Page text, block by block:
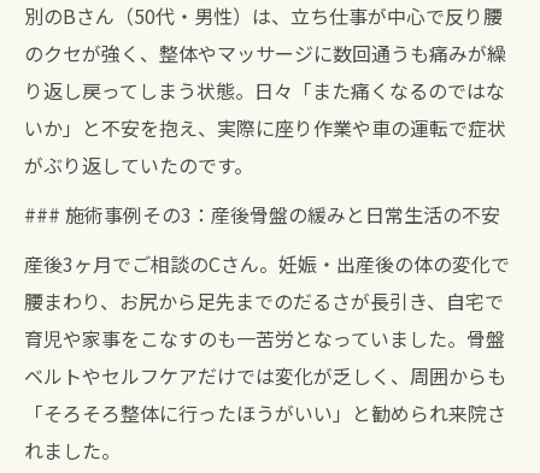
別のBさん（50代・男性）は、立ち仕事が中心で反り腰
のクセが強く、整体やマッサージに数回通うも痛みが繰
り返し戻ってしまう状態。日々「また痛くなるのではな
いか」と不安を抱え、実際に座り作業や車の運転で症状
がぶり返していたのです。
### 施術事例その3：産後骨盤の緩みと日常生活の不安
産後3ヶ月でご相談のCさん。妊娠・出産後の体の変化で
腰まわり、お尻から足先までのだるさが長引き、自宅で
育児や家事をこなすのも一苦労となっていました。骨盤
ベルトやセルフケアだけでは変化が乏しく、周囲からも
「そろそろ整体に行ったほうがいい」と勧められ来院さ
れました。